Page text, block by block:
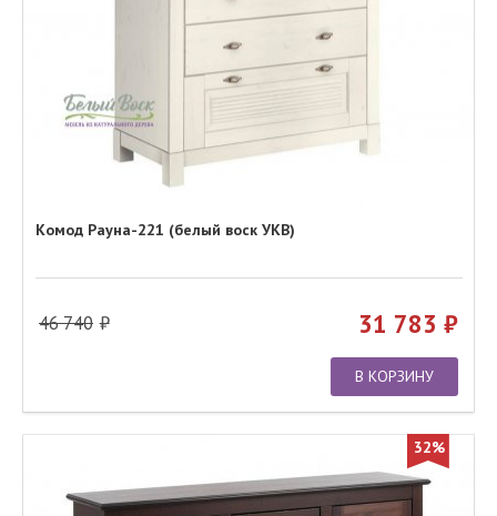
Комод Рауна-221 (белый воск УКВ)
46 740 31 783
В КОРЗИНУ
32%